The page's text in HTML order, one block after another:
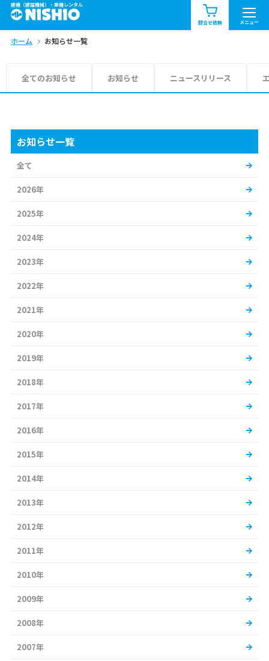
建機（建設機械）・重機レンタル
問合せ依頼 メニュー
商品一覧 お知らせ一覧
問合せ依頼リスト
エリア情報を見る
中部 関西 中国・四国
ホーム お知らせ一覧
全てのお知らせ お知らせ ニュースリリース
お知らせ一覧
全て
2026年
2025年
2024年
2023年
2022年
2021年
2020年
2019年
2018年
2017年
2016年
2015年
2014年
2013年
2012年
2011年
2010年
2009年
2008年
2007年